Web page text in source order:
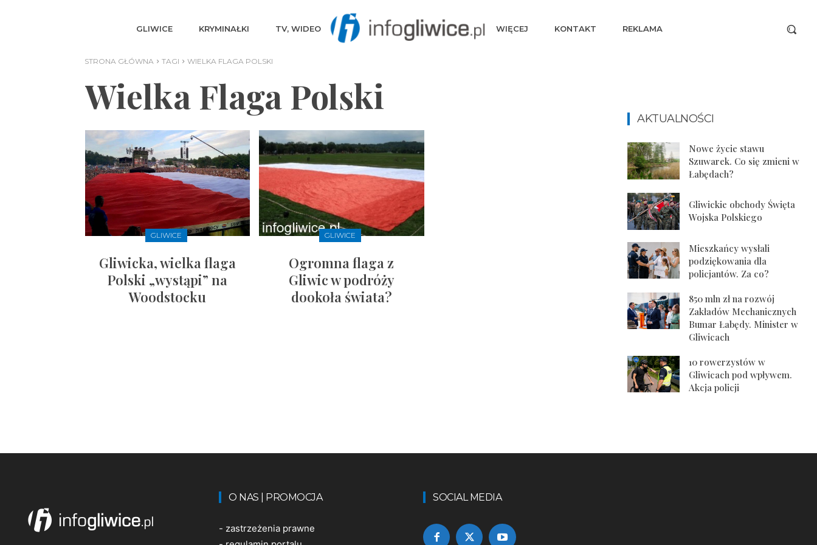
GLIWICE KRYMINAŁKI TV, WIDEO WIĘCEJ KONTAKT REKLAMA
STRONA GŁÓWNA TAGI WIELKA FLAGA POLSKI
Wielka Flaga Polski
GLIWICE
Gliwicka, wielka flaga
Polski „wystąpi” na
Woodstocku
GLIWICE
Ogromna flaga z
Gliwic w podróży
dookoła świata?
AKTUALNOŚCI
Nowe życie stawu
Szuwarek. Co się zmieni w
Łabędach?
Gliwickie obchody Święta
Wojska Polskiego
Mieszkańcy wysłali
podziękowania dla
policjantów. Za co?
850 mln zł na rozwój
Zakładów Mechanicznych
Bumar Łabędy. Minister w
Gliwicach
10 rowerzystów w
Gliwicach pod wpływem.
Akcja policji
O NAS | PROMOCJA
- zastrzeżenia prawne
SOCIAL MEDIA